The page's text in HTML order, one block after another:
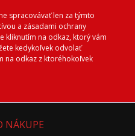
spracovávať len za týmto
a zásadami ochrany
kliknutím na odkaz, ktorý vám
kedykoľvek odvolať
na odkaz z ktoréhokoľvek
NÁKUPE